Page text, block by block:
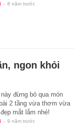
- 8 năm trước
ngon khỏi
này đừng bỏ qua món
2 tầng vừa thơm vừa
mắt lắm nhé!
- 9 năm trước